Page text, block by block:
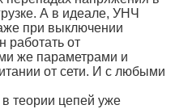
А в идеале, УНЧ
при выключении
работать от
же параметрами и
от сети. И с любыми
теории цепей уже